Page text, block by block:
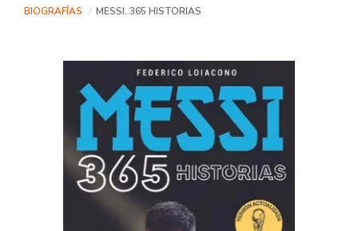
BIOGRAFÍAS
MESSI. 365 HISTORIAS